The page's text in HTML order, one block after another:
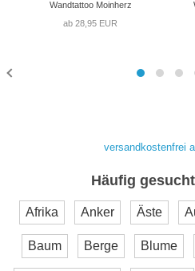
Wandtattoo Moinherz
ab 28,95 EUR
versandkostenfrei
Häufig
Afrika Anker Äste
Baum Berge Blume